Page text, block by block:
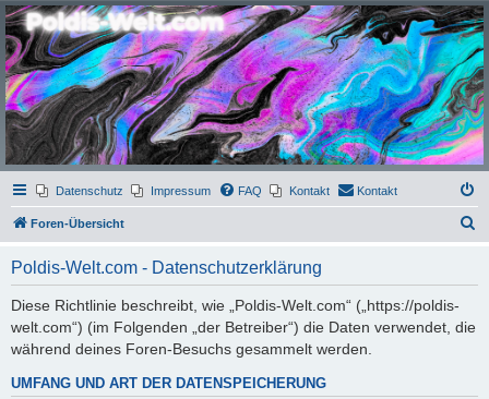
Poldis-Welt.com
Das Forum für Jeans, Sportswear, grosse Grössen und Accessoires
Datenschutz Impressum FAQ Kontakt Kontakt
Foren-Übersicht
Poldis-Welt.com - Datenschutzerklärung
Diese Richtlinie beschreibt, wie „Poldis-Welt.com“ („https://poldis-
welt.com“) (im Folgenden „der Betreiber“) die Daten verwendet, die
während deines Foren-Besuchs gesammelt werden.
UMFANG UND ART DER DATENSPEICHERUNG